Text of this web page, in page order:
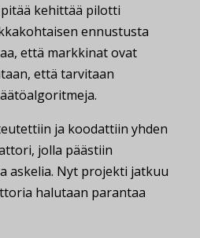
kehittää pilotti
ennustusta
että markkinat ovat
että tarvitaan
ja koodattiin yhden
jolla päästiin
askelia. Nyt projekti jatkuu
halutaan parantaa